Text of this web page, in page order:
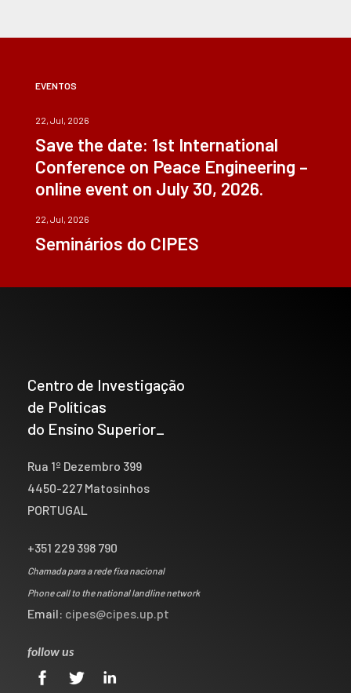
EVENTOS
22, Jul, 2026
Save the date: 1st International
Conference on Peace Engineering –
online event on July 30, 2026.
22, Jul, 2026
Seminários do CIPES
Centro de Investigação
de Políticas
do Ensino Superior_
Rua 1º Dezembro 399
4450-227 Matosinhos
PORTUGAL
+351 229 398 790
Chamada para a rede fixa nacional
Phone call to the national landline network
Email: cipes@cipes.up.pt
follow us